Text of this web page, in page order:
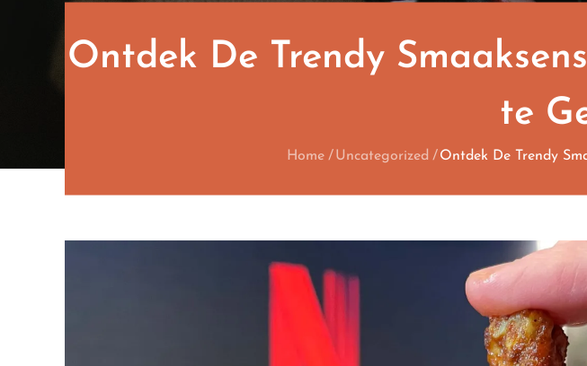
Ontdek De Trendy
te
Home Uncategorized Ontdek De Trendy